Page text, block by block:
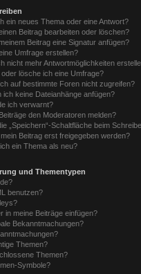
ein neues Thema oder eine Antwort?
Beitrag bearbeiten oder löschen?
Beitrag eine Signatur anfügen?
Umfrage erstellen?
nicht mehr Antwortmöglichkeiten
lösche ich eine Umfrage?
auf bestimmte Foren nicht zugreifen?
ich keine Dateianhänge anfügen?
ich verwarnt?
den Moderatoren melden?
„Speichern“-Schaltfläche beim
Beitrag erst freigegeben werden?
ein Thema als neu?
und Thementypen
benutzen?
in meine Beiträge einfügen?
Bekanntmachungen?
Themen?
Themen?
Symbole?